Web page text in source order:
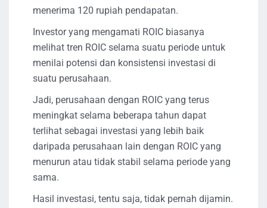
menerima 120 rupiah pendapatan.
Investor yang mengamati ROIC biasanya
melihat tren ROIC selama suatu periode untuk
menilai potensi dan konsistensi investasi di
suatu perusahaan.
Jadi, perusahaan dengan ROIC yang terus
meningkat selama beberapa tahun dapat
terlihat sebagai investasi yang lebih baik
daripada perusahaan lain dengan ROIC yang
menurun atau tidak stabil selama periode yang
sama.
Hasil investasi, tentu saja, tidak pernah dijamin.